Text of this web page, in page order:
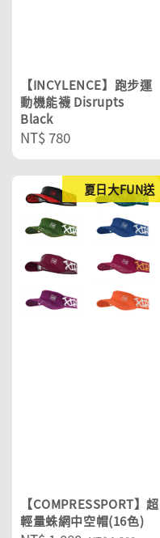
【INCYLENCE】跑步運
動機能襪 Disrupts
Black
Regular
price
NT$ 780
夏日大FUN送
【COMPRESSPORT】超
輕量蛛網中空帽(16色)